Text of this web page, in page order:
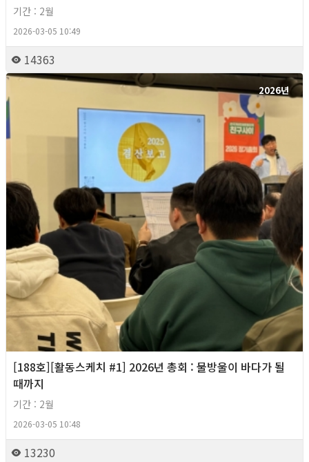
기간 : 2월
2026-03-05 10:49
14363
2026년
[188호][활동스케치 #1] 2026년 총회 : 물방울이 바다가 될
때까지
기간 : 2월
2026-03-05 10:48
13230